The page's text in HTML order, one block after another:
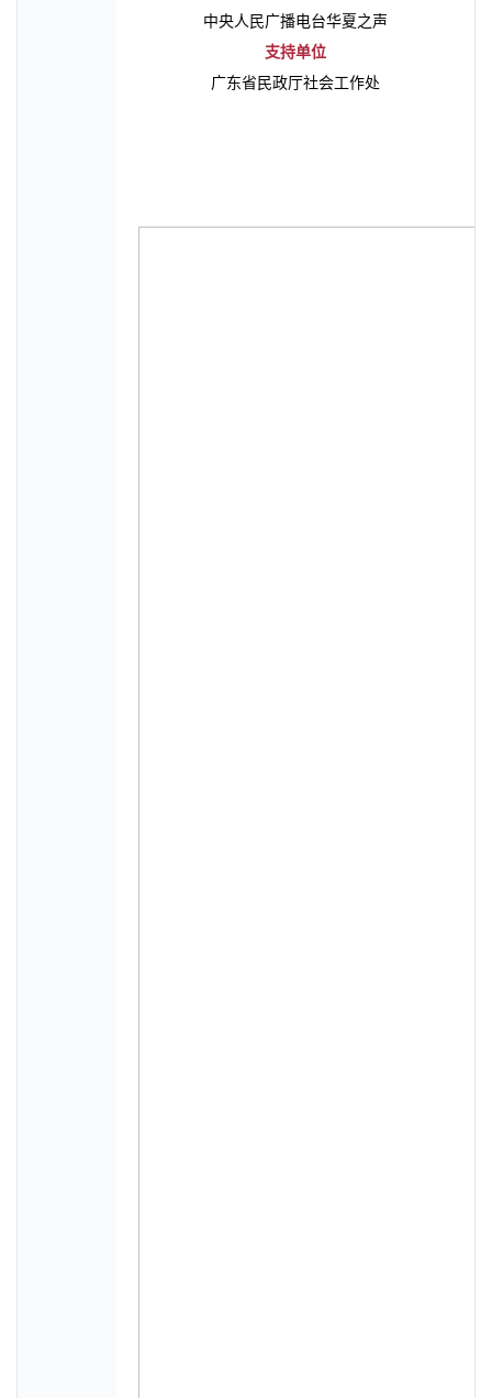
中央人民广播电台华夏之声
支持单位
广东省民政厅社会工作处